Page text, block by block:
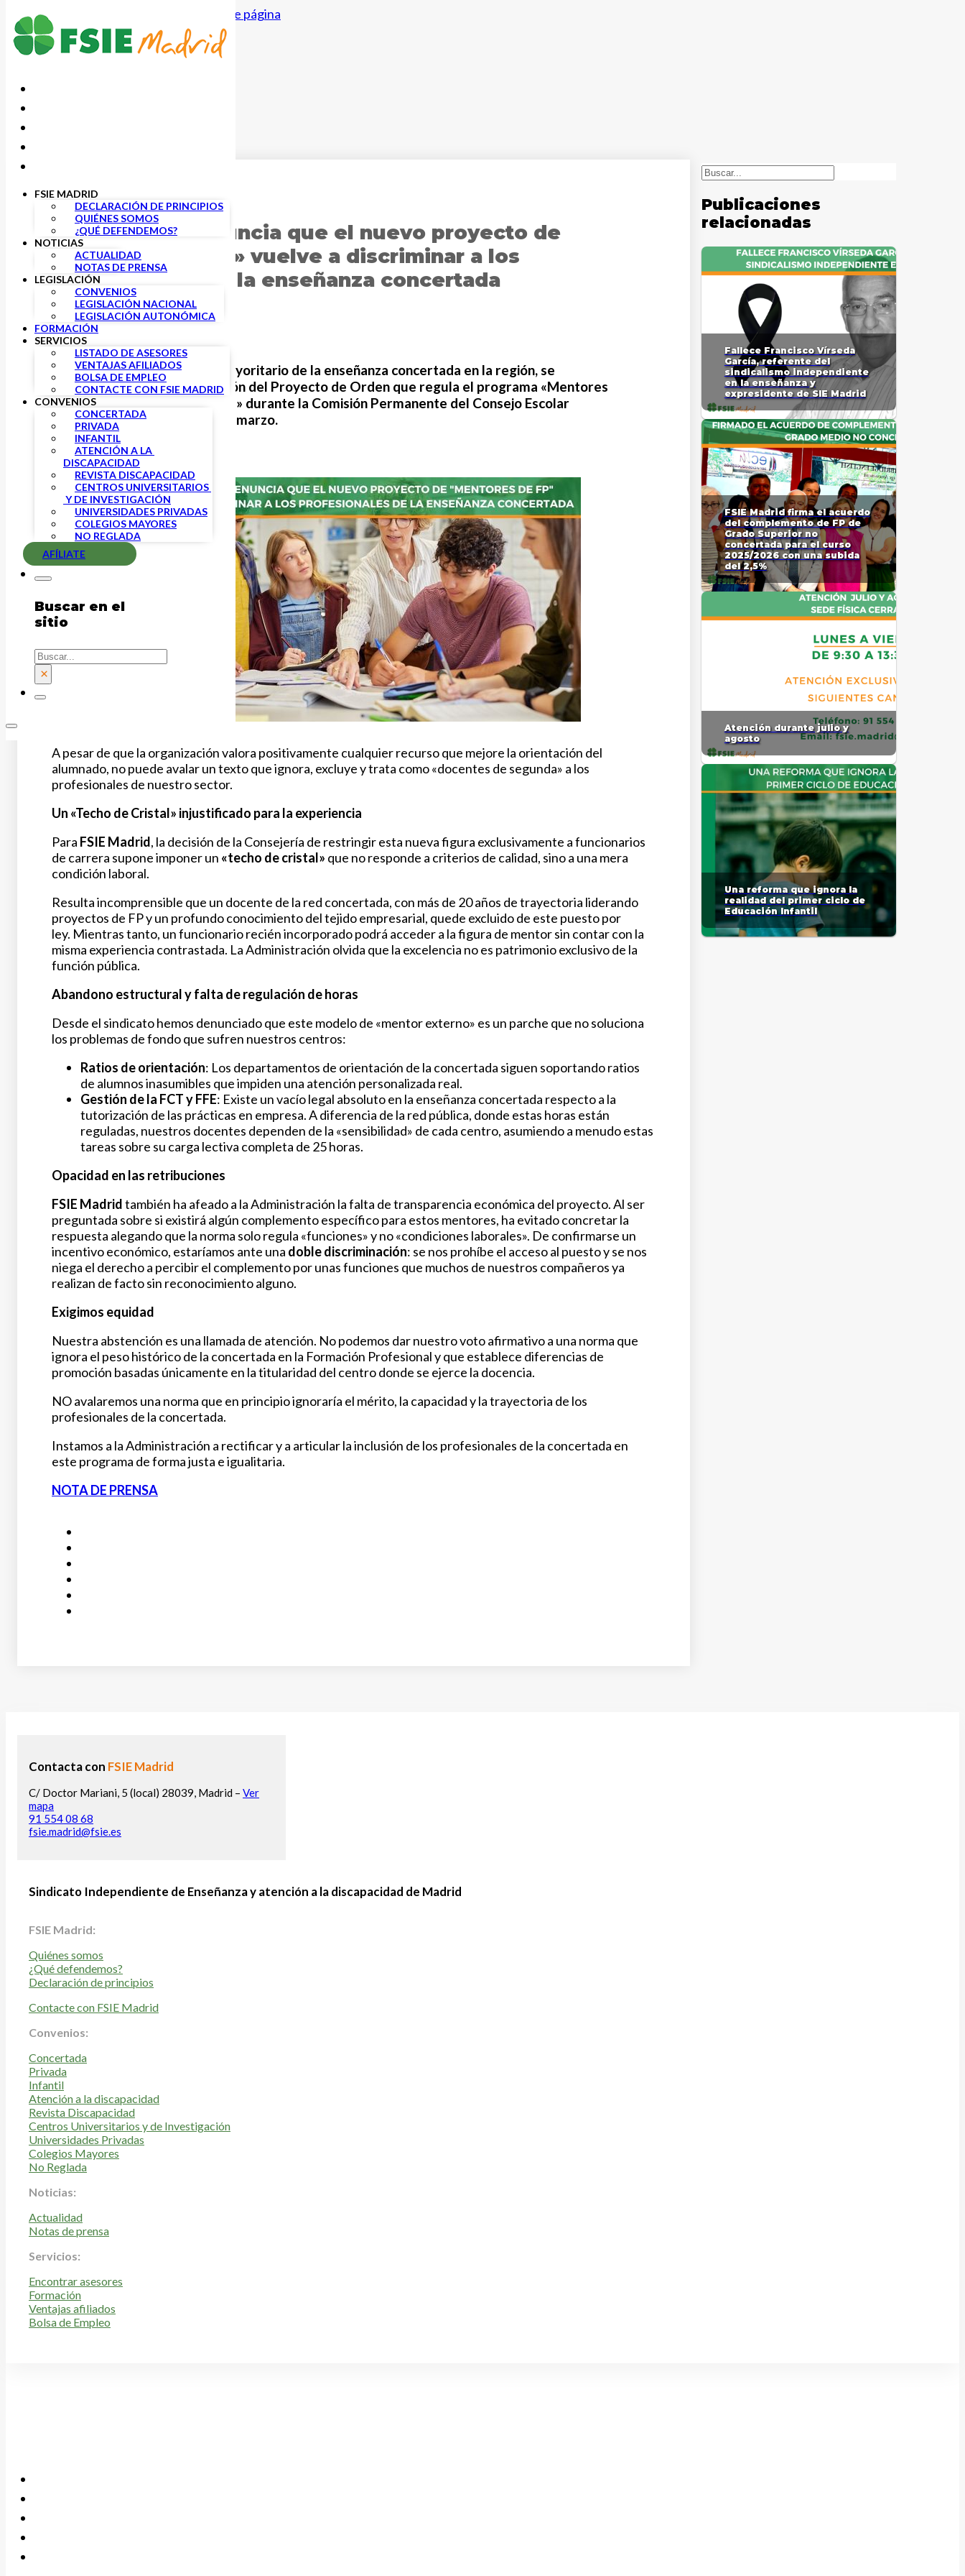
Saltar al contenido principal Saltar al pie de página
FSIE MADRID
DECLARACIÓN DE PRINCIPIOS
QUIÉNES SOMOS
¿QUÉ DEFENDEMOS?
NOTICIAS
ACTUALIDAD
NOTAS DE PRENSA
LEGISLACIÓN
CONVENIOS
LEGISLACIÓN NACIONAL
LEGISLACIÓN AUTONÓMICA
FORMACIÓN
SERVICIOS
LISTADO DE ASESORES
VENTAJAS AFILIADOS
BOLSA DE EMPLEO
CONTACTE CON FSIE MADRID
CONVENIOS
CONCERTADA
PRIVADA
INFANTIL
ATENCIÓN A LA
DISCAPACIDAD
REVISTA DISCAPACIDAD
CENTROS UNIVERSITARIOS
Y DE INVESTIGACIÓN
UNIVERSIDADES PRIVADAS
COLEGIOS MAYORES
NO REGLADA
AFÍLIATE
Buscar en el
sitio
Buscar
×
10 MARZO, 2026
FSIE Madrid denuncia que el nuevo proyecto de
«Mentores de FP» vuelve a discriminar a los
profesionales de la enseñanza concertada
FSIE Madrid, sindicato mayoritario de la enseñanza concertada en la región, se
haabstenidoen la votación del Proyecto de Orden que regula el programa «Mentores
de Formación Profesional» durante la Comisión Permanente del Consejo Escolar
celebrada el pasado 5 de marzo.
A pesar de que la organización valora positivamente cualquier recurso que mejore la orientación del
alumnado, no puede avalar un texto que ignora, excluye y trata como «docentes de segunda» a los
profesionales de nuestro sector.
Un «Techo de Cristal» injustificado para la experiencia
Para FSIE Madrid, la decisión de la Consejería de restringir esta nueva figura exclusivamente a funcionarios
de carrera supone imponer un «techo de cristal» que no responde a criterios de calidad, sino a una mera
condición laboral.
Resulta incomprensible que un docente de la red concertada, con más de 20 años de trayectoria liderando
proyectos de FP y un profundo conocimiento del tejido empresarial, quede excluido de este puesto por
ley. Mientras tanto, un funcionario recién incorporado podrá acceder a la figura de mentor sin contar con la
misma experiencia contrastada. La Administración olvida que la excelencia no es patrimonio exclusivo de la
función pública.
Abandono estructural y falta de regulación de horas
Desde el sindicato hemos denunciado que este modelo de «mentor externo» es un parche que no soluciona
los problemas de fondo que sufren nuestros centros:
Ratios de orientación: Los departamentos de orientación de la concertada siguen soportando ratios
de alumnos inasumibles que impiden una atención personalizada real.
Gestión de la FCT y FFE: Existe un vacío legal absoluto en la enseñanza concertada respecto a la
tutorización de las prácticas en empresa. A diferencia de la red pública, donde estas horas están
reguladas, nuestros docentes dependen de la «sensibilidad» de cada centro, asumiendo a menudo estas
tareas sobre su carga lectiva completa de 25 horas.
Opacidad en las retribuciones
FSIE Madridtambién ha afeado a la Administración la falta de transparencia económica del proyecto. Al ser
preguntada sobre si existirá algún complemento específico para estos mentores, ha evitado concretar la
respuesta alegando que la norma solo regula «funciones» y no «condiciones laborales». De confirmarse un
incentivo económico, estaríamos ante una doble discriminación: se nos prohíbe el acceso al puesto y se nos
niega el derecho a percibir el complemento por unas funciones que muchos de nuestros compañeros ya
realizan de facto sin reconocimiento alguno.
Exigimos equidad
Nuestra abstención es una llamada de atención. No podemos dar nuestro voto afirmativo a una norma que
ignora el peso histórico de la concertada en la Formación Profesional y que establece diferencias de
promoción basadas únicamente en la titularidad del centro donde se ejerce la docencia.
NO avalaremos una norma que en principio ignoraría el mérito, la capacidad y la trayectoria de los
profesionales de la concertada.
Instamos a la Administración a rectificar y a articular la inclusión de los profesionales de la concertada en
este programa de forma justa e igualitaria.
NOTA DE PRENSA
Buscar
Publicaciones
relacionadas
Fallece Francisco Vírseda
García, referente del
sindicalismo independiente
en la enseñanza y
expresidente de SIE Madrid
FSIE Madrid firma el acuerdo
del complemento de FP de
Grado Superior no
concertada para el curso
2025/2026 con una subida
del 2,5%
Atención durante julio y
agosto
Una reforma que ignora la
realidad del primer ciclo de
Educación Infantil
Contacta con FSIE Madrid
C/ Doctor Mariani, 5 (local) 28039, Madrid – Ver
mapa
91 554 08 68
fsie.madrid@fsie.es
Sindicato Independiente de Enseñanza y atención a la discapacidad de Madrid
FSIE Madrid:
Quiénes somos
¿Qué defendemos?
Declaración de principios
Contacte con FSIE Madrid
Convenios:
Concertada
Privada
Infantil
Atención a la discapacidad
Revista Discapacidad
Centros Universitarios y de Investigación
Universidades Privadas
Colegios Mayores
No Reglada
Noticias:
Actualidad
Notas de prensa
Servicios:
Encontrar asesores
Formación
Ventajas afiliados
Bolsa de Empleo